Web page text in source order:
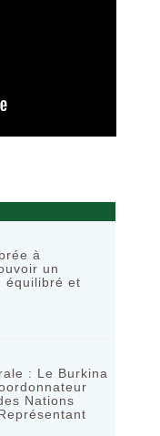
à
un
équilibré et
: Le Burkina
Nations